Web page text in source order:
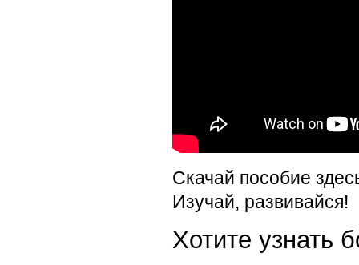
Скачай пособие
Изучай, развивайся!
Хотите